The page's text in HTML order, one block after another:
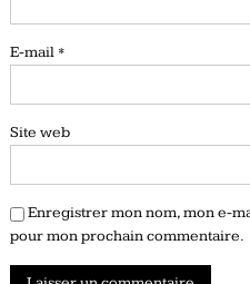
E-mail *
Site web
Enregistrer mon nom, mon e-
pour mon prochain commentaire.